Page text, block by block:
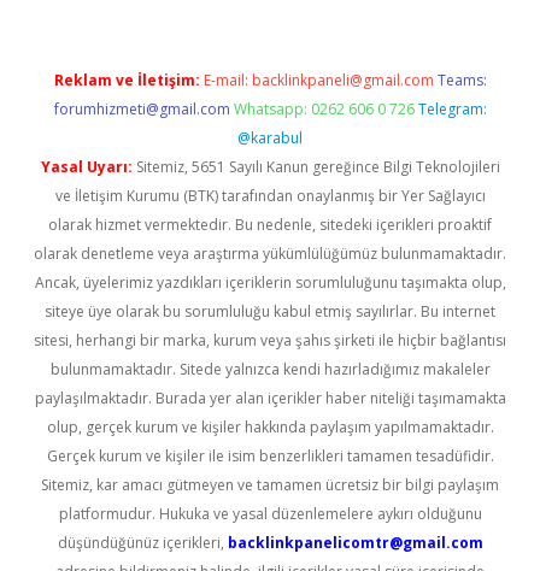
Reklam ve İletişim: E-mail: backlinkpaneli@gmail.com Teams:
forumhizmeti@gmail.com Whatsapp: 0262 606 0 726 Telegram:
@karabul
Yasal Uyarı: Sitemiz, 5651 Sayılı Kanun gereğince Bilgi Teknolojileri
ve İletişim Kurumu (BTK) tarafından onaylanmış bir Yer Sağlayıcı
olarak hizmet vermektedir. Bu nedenle, sitedeki içerikleri proaktif
olarak denetleme veya araştırma yükümlülüğümüz bulunmamaktadır.
Ancak, üyelerimiz yazdıkları içeriklerin sorumluluğunu taşımakta olup,
siteye üye olarak bu sorumluluğu kabul etmiş sayılırlar. Bu internet
sitesi, herhangi bir marka, kurum veya şahıs şirketi ile hiçbir bağlantısı
bulunmamaktadır. Sitede yalnızca kendi hazırladığımız makaleler
paylaşılmaktadır. Burada yer alan içerikler haber niteliği taşımamakta
olup, gerçek kurum ve kişiler hakkında paylaşım yapılmamaktadır.
Gerçek kurum ve kişiler ile isim benzerlikleri tamamen tesadüfidir.
Sitemiz, kar amacı gütmeyen ve tamamen ücretsiz bir bilgi paylaşım
platformudur. Hukuka ve yasal düzenlemelere aykırı olduğunu
düşündüğünüz içerikleri, backlinkpanelicomtr@gmail.com